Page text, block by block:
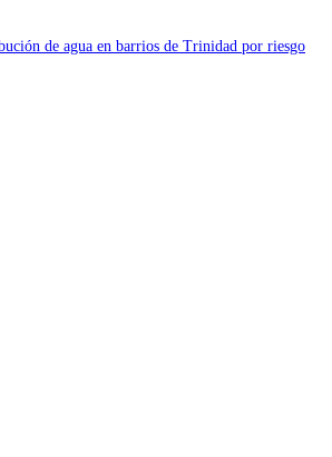
de agua en barrios de Trinidad por riesgo